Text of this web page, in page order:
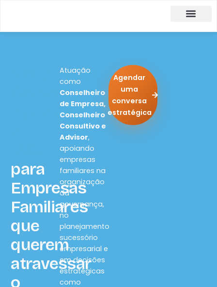
Governança
Corporativa,
Sucessão
para
Empresas
Familiares
que
querem
atravessar
o
Atuação
como
Conselheiro
de Empresa,
Conselheiro
Consultivo e
Advisor,
apoiando
empresas
familiares na
organização
da
governança,
no
planejamento
sucessório
empresarial e
em decisões
estratégicas
como
Agendar
uma
conversa
estratégica